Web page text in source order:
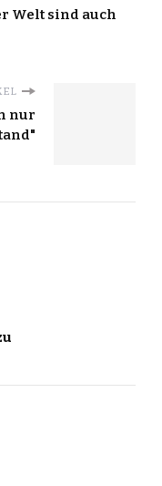
Welt sind auch
nur